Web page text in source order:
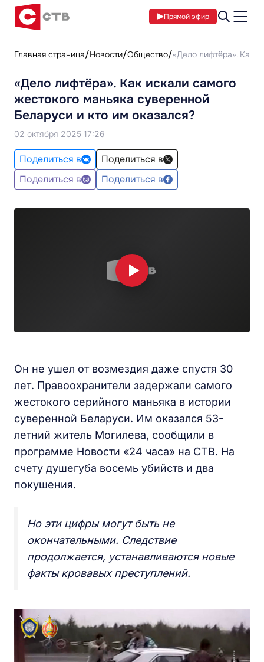
Прямой эфир
Главная страница Новости Общество «Дело лифтёра». Как
«Дело лифтёра». Как искали самого
жестокого маньяка суверенной
Беларуси и кто им оказался?
02 октября 2025 17:26
Поделиться в
Поделиться в
Поделиться в
Поделиться в
Он не ушел от возмездия даже спустя 30
лет. Правоохранители задержали самого
жестокого серийного маньяка в истории
суверенной Беларуси. Им оказался 53-
летний житель Могилева, сообщили в
программе Новости «24 часа» на СТВ. На
счету душегуба восемь убийств и два
покушения.
Но эти цифры могут быть не
окончательными. Следствие
продолжается, устанавливаются новые
факты кровавых преступлений.